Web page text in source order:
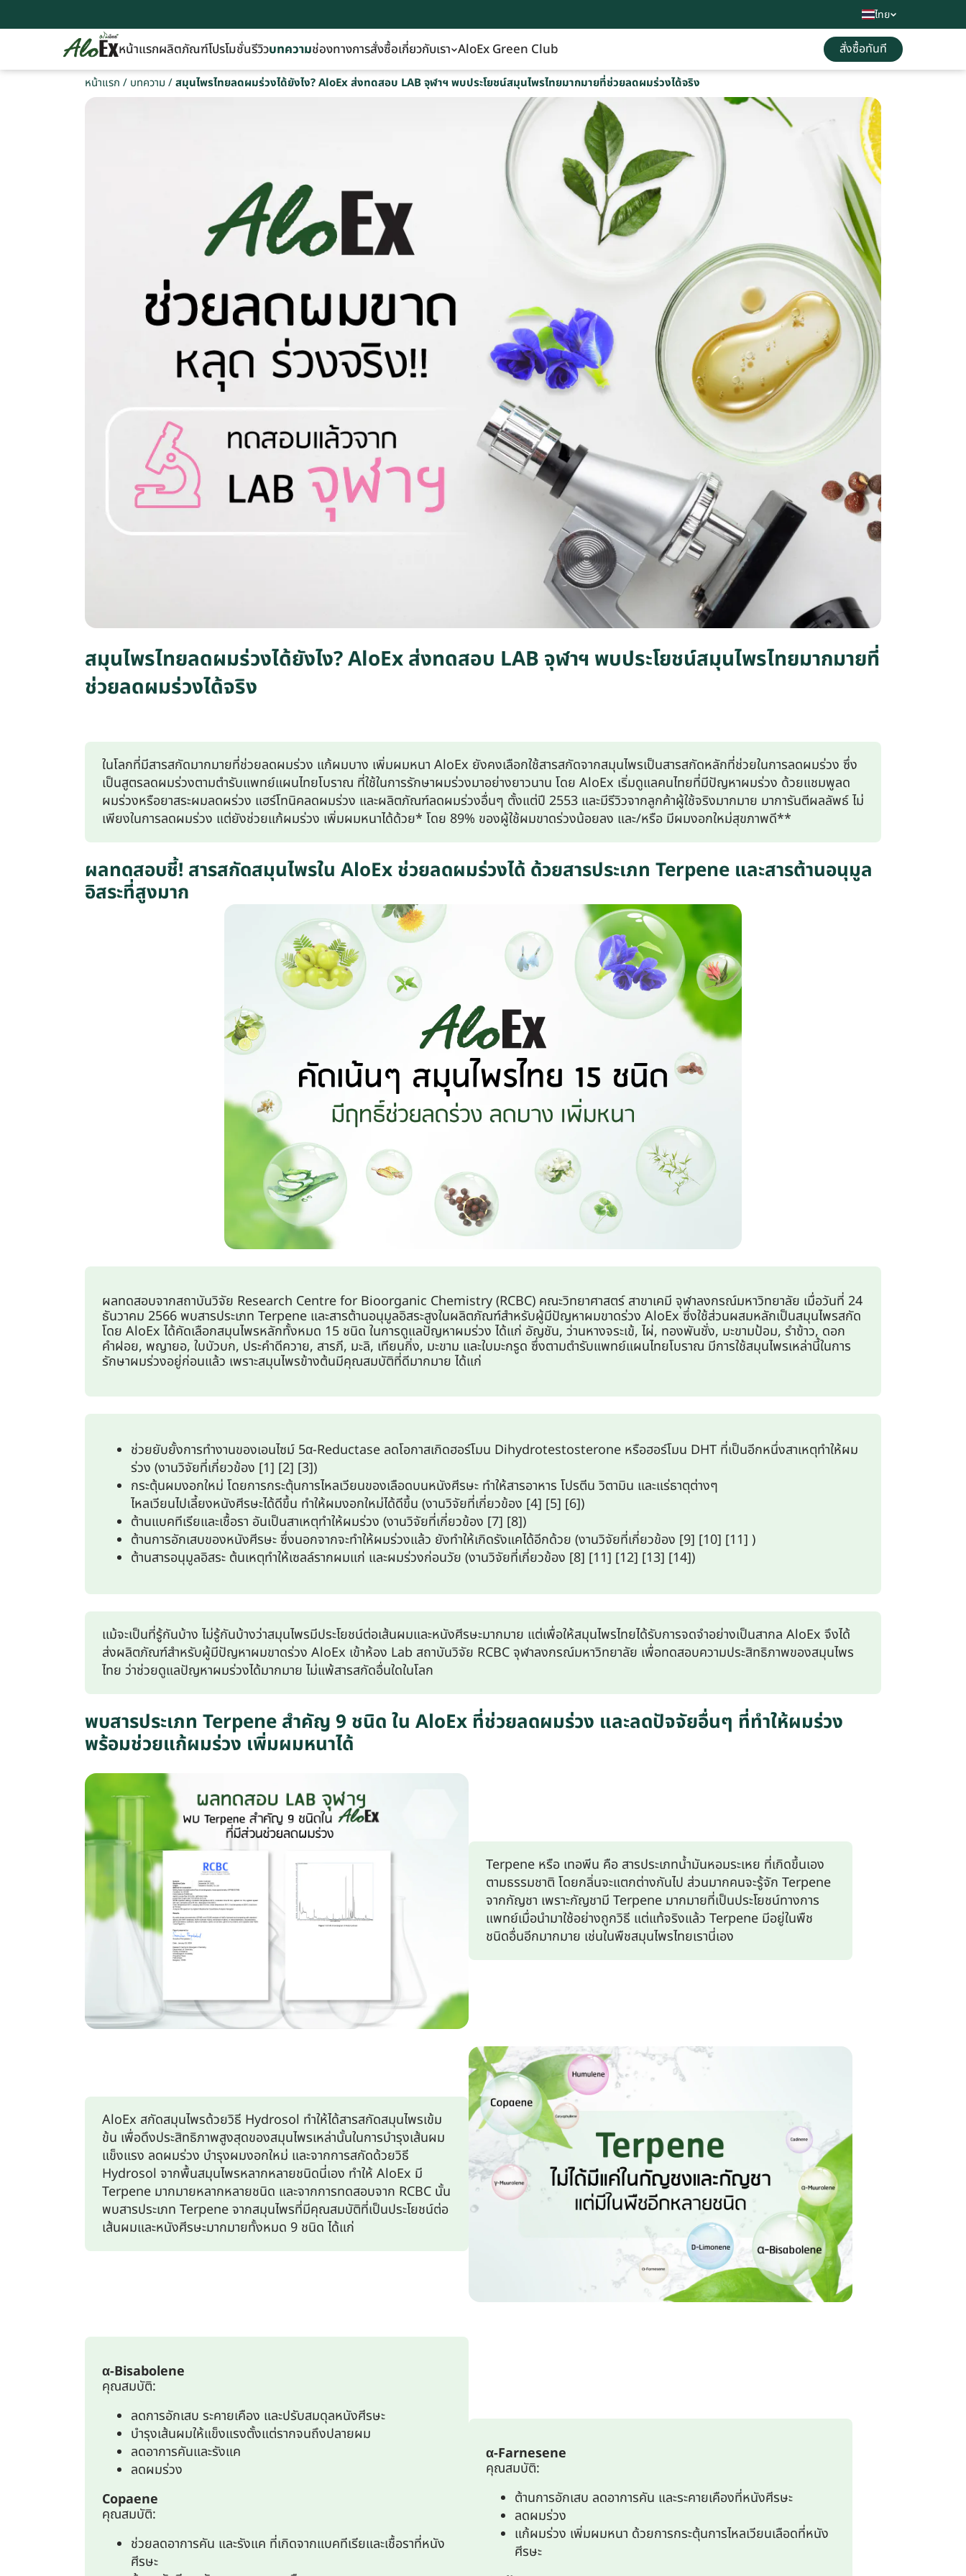
ไทย
หน้าแรกผลิตภัณฑ์โปรโมชั่นรีวิวบทความช่องทางการสั่งซื้อเกี่ยวกับเรา AloEx Green Club สั่งซื้อทันที
หน้าแรก / บทความ /สมุนไพรไทยลดผมร่วงได้ยังไง? AloEx ส่งทดสอบ LAB จุฬาฯ พบประโยชน์สมุนไพรไทยมากมายที่ช่วยลดผมร่วงได้จริง
สมุนไพรไทยลดผมร่วงได้ยังไง? AloEx ส่งทดสอบ LAB จุฬาฯ พบประโยชน์สมุนไพรไทยมากมายที่
ช่วยลดผมร่วงได้จริง
ในโลกที่มีสารสกัดมากมายที่ช่วยลดผมร่วง แก้ผมบาง เพิ่มผมหนา AloEx ยังคงเลือกใช้สารสกัดจากสมุนไพรเป็นสารสกัดหลักที่ช่วยในการลดผมร่วง ซึ่ง
เป็นสูตรลดผมร่วงตามตำรับแพทย์แผนไทยโบราณ ที่ใช้ในการรักษาผมร่วงมาอย่างยาวนาน โดย AloEx เริ่มดูแลคนไทยที่มีปัญหาผมร่วง ด้วยแชมพูลด
ผมร่วงหรือยาสระผมลดผร่วง แฮร์โทนิคลดผมร่วง และผลิตภัณฑ์ลดผมร่วงอื่นๆ ตั้งแต่ปี 2553 และมีรีวิวจากลูกค้าผู้ใช้จริงมากมาย มาการันตีผลลัพธ์ ไม่
เพียงในการลดผมร่วง แต่ยังช่วยแก้ผมร่วง เพิ่มผมหนาได้ด้วย* โดย 89% ของผู้ใช้ผมขาดร่วงน้อยลง และ/หรือ มีผมงอกใหม่สุขภาพดี**
ผลทดสอบชี้! สารสกัดสมุนไพรใน AloEx ช่วยลดผมร่วงได้ ด้วยสารประเภท Terpene และสารต้านอนุมูล
อิสระที่สูงมาก
ผลทดสอบจากสถาบันวิจัย Research Centre for Bioorganic Chemistry (RCBC) คณะวิทยาศาสตร์ สาขาเคมี จุฬาลงกรณ์มหาวิทยาลัย เมื่อวันที่ 24
ธันวาคม 2566 พบสารประเภท Terpene และสารต้านอนุมูลอิสระสูงในผลิตภัณฑ์สำหรับผู้มีปัญหาผมขาดร่วง AloEx ซึ่งใช้ส่วนผสมหลักเป็นสมุนไพรสกัด
โดย AloEx ได้คัดเลือกสมุนไพรหลักทั้งหมด 15 ชนิด ในการดูแลปัญหาผมร่วง ได้แก่ อัญชัน, ว่านหางจระเข้, ไผ่, ทองพันชั่ง, มะขามป้อม, รำข้าว, ดอก
คำฝอย, พญายอ, ใบบัวบก, ประคำดีควาย, สารภี, มะลิ, เทียนกิ่ง, มะขาม และใบมะกรูด ซึ่งตามตำรับแพทย์แผนไทยโบราณ มีการใช้สมุนไพรเหล่านี้ในการ
รักษาผมร่วงอยู่ก่อนแล้ว เพราะสมุนไพรข้างต้นมีคุณสมบัติที่ดีมากมาย ได้แก่
ช่วยยับยั้งการทำงานของเอนไซม์ 5α-Reductase ลดโอกาสเกิดฮอร์โมน Dihydrotestosterone หรือฮอร์โมน DHT ที่เป็นอีกหนึ่งสาเหตุทำให้ผม
ร่วง (งานวิจัยที่เกี่ยวข้อง [1] [2] [3])
กระตุ้นผมงอกใหม่ โดยการกระตุ้นการไหลเวียนของเลือดบนหนังศีรษะ ทำให้สารอาหาร โปรตีน วิตามิน และแร่ธาตุต่างๆ
ไหลเวียนไปเลี้ยงหนังศีรษะได้ดีขึ้น ทำให้ผมงอกใหม่ได้ดีขึ้น (งานวิจัยที่เกี่ยวข้อง [4] [5] [6])
ต้านแบคทีเรียและเชื้อรา อันเป็นสาเหตุทำให้ผมร่วง (งานวิจัยที่เกี่ยวข้อง [7] [8])
ต้านการอักเสบของหนังศีรษะ ซึ่งนอกจากจะทำให้ผมร่วงแล้ว ยังทำให้เกิดรังแคได้อีกด้วย (งานวิจัยที่เกี่ยวข้อง [9] [10] [11] )
ต้านสารอนุมูลอิสระ ต้นเหตุทำให้เซลล์รากผมแก่ และผมร่วงก่อนวัย (งานวิจัยที่เกี่ยวข้อง [8] [11] [12] [13] [14])
แม้จะเป็นที่รู้กันบ้าง ไม่รู้กันบ้างว่าสมุนไพรมีประโยชน์ต่อเส้นผมและหนังศีรษะมากมาย แต่เพื่อให้สมุนไพรไทยได้รับการจดจำอย่างเป็นสากล AloEx จึงได้
ส่งผลิตภัณฑ์สำหรับผู้มีปัญหาผมขาดร่วง AloEx เข้าห้อง Lab สถาบันวิจัย RCBC จุฬาลงกรณ์มหาวิทยาลัย เพื่อทดสอบความประสิทธิภาพของสมุนไพร
ไทย ว่าช่วยดูแลปัญหาผมร่วงได้มากมาย ไม่แพ้สารสกัดอื่นใดในโลก
พบสารประเภท Terpene สำคัญ 9 ชนิด ใน AloEx ที่ช่วยลดผมร่วง และลดปัจจัยอื่นๆ ที่ทำให้ผมร่วง
พร้อมช่วยแก้ผมร่วง เพิ่มผมหนาได้
Terpene หรือ เทอพีน คือ สารประเภทน้ำมันหอมระเหย ที่เกิดขึ้นเอง
ตามธรรมชาติ โดยกลิ่นจะแตกต่างกันไป ส่วนมากคนจะรู้จัก Terpene
จากกัญชา เพราะกัญชามี Terpene มากมายที่เป็นประโยชน์ทางการ
แพทย์เมื่อนำมาใช้อย่างถูกวิธี แต่แท้จริงแล้ว Terpene มีอยู่ในพืช
ชนิดอื่นอีกมากมาย เช่นในพืชสมุนไพรไทยเรานี่เอง
AloEx สกัดสมุนไพรด้วยวิธี Hydrosol ทำให้ได้สารสกัดสมุนไพรเข้ม
ข้น เพื่อดึงประสิทธิภาพสูงสุดของสมุนไพรเหล่านั้นในการบำรุงเส้นผม
แข็งแรง ลดผมร่วง บำรุงผมงอกใหม่ และจากการสกัดด้วยวิธี
Hydrosol จากพื้นสมุนไพรหลากหลายชนิดนี่เอง ทำให้ AloEx มี
Terpene มากมายหลากหลายชนิด และจากการทดสอบจาก RCBC นั้น
พบสารประเภท Terpene จากสมุนไพรที่มีคุณสมบัติที่เป็นประโยชน์ต่อ
เส้นผมและหนังศีรษะมากมายทั้งหมด 9 ชนิด ได้แก่
α-Bisabolene
คุณสมบัติ:
ลดการอักเสบ ระคายเคือง และปรับสมดุลหนังศีรษะ
บำรุงเส้นผมให้แข็งแรงตั้งแต่รากจนถึงปลายผม
ลดอาการคันและรังแค
ลดผมร่วง
Copaene
คุณสมบัติ:
ช่วยลดอาการคัน และรังแค ที่เกิดจากแบคทีเรียและเชื้อราที่หนัง
ศีรษะ
α-Farnesene
คุณสมบัติ:
ต้านการอักเสบ ลดอาการคัน และระคายเคืองที่หนังศีรษะ
ลดผมร่วง
แก้ผมร่วง เพิ่มผมหนา ด้วยการกระตุ้นการไหลเวียนเลือดที่หนัง
ศีรษะ